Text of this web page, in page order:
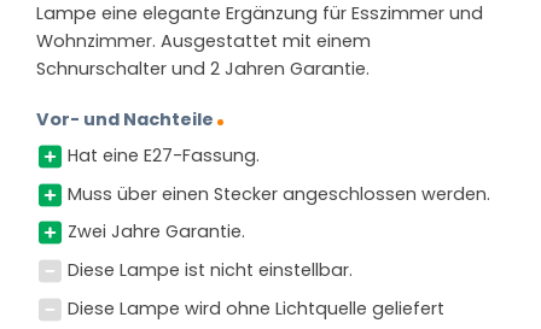
Lampe eine elegante Ergänzung für Esszimmer und
Wohnzimmer. Ausgestattet mit einem
Schnurschalter und 2 Jahren Garantie.
Vor- und Nachteile
Hat eine E27-Fassung.
Muss über einen Stecker angeschlossen werden.
Zwei Jahre Garantie.
Diese Lampe ist nicht einstellbar.
Diese Lampe wird ohne Lichtquelle geliefert